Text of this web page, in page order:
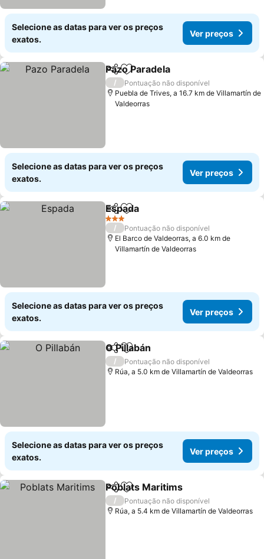
Selecione as datas para ver os preços
exatos.
Ver preços
PartilharAdicionar aos favoritos
Pazo Paradela
/
Pontuação não disponível
Puebla de Trives, a 16.7 km de Villamartín de
Valdeorras
Selecione as datas para ver os preços
exatos.
Ver preços
PartilharAdicionar aos favoritos
Espada
3 Estrelas
/
Pontuação não disponível
El Barco de Valdeorras, a 6.0 km de
Villamartín de Valdeorras
Selecione as datas para ver os preços
exatos.
Ver preços
PartilharAdicionar aos favoritos
O Pillabán
/
Pontuação não disponível
Rúa, a 5.0 km de Villamartín de Valdeorras
Selecione as datas para ver os preços
exatos.
Ver preços
PartilharAdicionar aos favoritos
Poblats Maritims
/
Pontuação não disponível
Rúa, a 5.4 km de Villamartín de Valdeorras